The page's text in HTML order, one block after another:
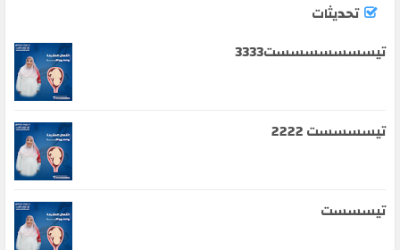
تحديثات
تيسسسسسسست3333
تيسسسست 2222
تيسسست